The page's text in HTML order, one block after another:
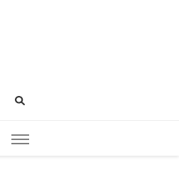
Populer Saat Ini